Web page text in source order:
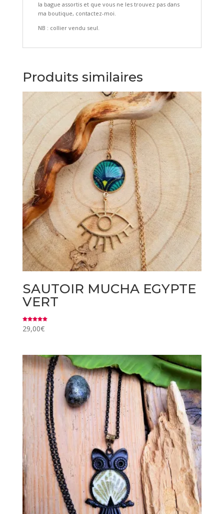
la bague assortis et que vous ne les trouvez pas dans
ma boutique, contactez-moi.
NB : collier vendu seul.
Produits similaires
SAUTOIR MUCHA EGYPTE
VERT
Note
5.00
29,00€